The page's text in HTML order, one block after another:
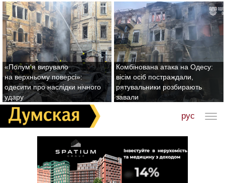
«Полум'я вирувало
на верхньому поверсі»:
одесити про наслідки нічного
удару
Комбінована атака на Одесу:
вісім осіб постраждали,
рятувальники розбирають
завали
рус